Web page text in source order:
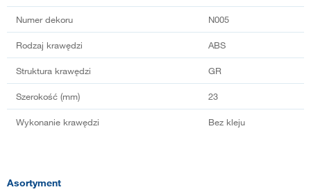
Numer dekoru N005
Rodzaj krawędzi ABS
Struktura krawędzi GR
Szerokość (mm) 23
Wykonanie krawędzi Bez kleju
Asortyment